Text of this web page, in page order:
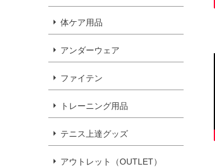
体ケア用品
アンダーウェア
ファイテン
トレーニング用品
テニス上達グッズ
アウトレット（OUTLET）